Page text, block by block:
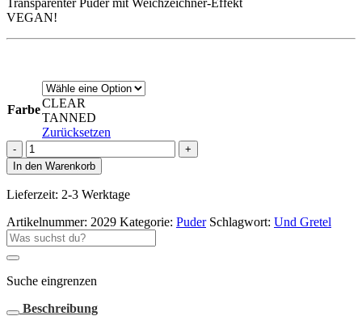
VEGAN!
FarbeCLEAR
TANNED
Zurücksetzen
ILGE
Setting
Powder
Menge
In den Warenkorb
Lieferzeit: 2-3 Werktage
Artikelnummer: 2029 Kategorie: Puder Schlagwort: Und Gretel
Suche
nach:
Suche eingrenzen
Beschreibung